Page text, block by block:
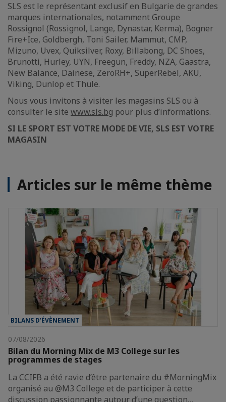
SLS est le représentant exclusif en Bulgarie de grandes
marques internationales, notamment Groupe
Rossignol (Rossignol, Lange, Dynastar, Kerma), Bogner
Fire+Ice, Goldbergh, Toni Sailer, Mammut, CMP,
Mizuno, Uvex, Quiksilver, Roxy, Billabong, DC Shoes,
Brunotti, Hurley, UYN, Freegun, Freddy, NZA, Gaastra,
New Balance, Dainese, ZeroRH+, SuperRebel, AKU,
Viking, Dunlop et Thule.
Nous vous invitons à visiter les magasins SLS ou à
consulter le site www.sls.bg pour plus d’informations.
SI LE SPORT EST VOTRE MODE DE VIE, SLS EST VOTRE
MAGASIN
Articles sur le même thème
BILANS D’ÉVÈNEMENT
07/08/2026
Bilan du Morning Mix de M3 College sur les
programmes de stages
La CCIFB a été ravie d’être partenaire du #MorningMix
organisé au @M3 College et de participer à cette
discussion passionnante autour d’une question…